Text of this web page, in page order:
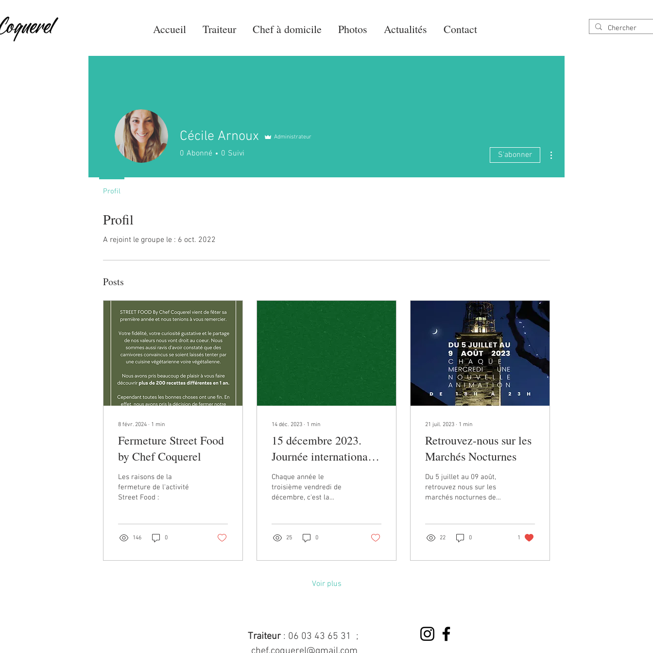
Accueil Traiteur Chef à domicile Photos Actualités Contact
Profil
A rejoint le groupe le : 6 oct. 2022
Posts
8 févr. 2024 ∙ 1 min
Fermeture Street Food
by Chef Coquerel
Les raisons de la
fermeture de l'activité
Street Food :
146 0
14 déc. 2023 ∙ 1 min
15 décembre 2023.
Journée internationale
du pull moche de Noël
Chaque année le
troisième vendredi de
décembre, c'est la
dérogé à...
25 0
21 juil. 2023 ∙ 1 min
Retrouvez-nous sur les
Marchés Nocturnes
Du 5 juillet au 09 août,
retrouvez nous sur les
marchés nocturnes de
22 0 1
Voir plus
Cécile Arnoux Administrateur
0 Abonné 0 Suivi S'abonner
Profil
Traiteur: 06 03 43 65 31
;